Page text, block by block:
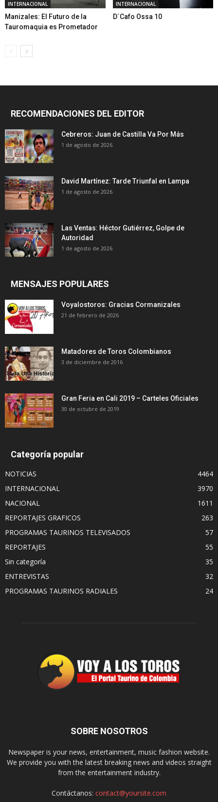
INTERNACIONAL
Manizales: El Futuro de la
Tauromaquia es Prometador
INTERNACIONAL
D´Cafo Ossa 10
RECOMENDACIONES DEL EDITOR
Cebreros: Juan de Castilla Va Por Más
1 de agosto de 2026
David Martínez: Tarde Triunfal en Lampa
1 de agosto de 2026
Las Ventas: Héctor Gutiérrez, Golpe de
Autoridad
1 de agosto de 2026
MENSAJES POPULARES
Voyalostoros: Gracias Cormanizales
21 de febrero de 2026
Matadores de Toros Colombianos
3 de diciembre de 2016
Gran Feria en Cali 2019 – Carteles Oficiales
30 de octubre de 2019
Categoría popular
NOTICIAS
4464
INTERNACIONAL
3970
NACIONAL
1611
REPORTAJES GRAFICOS
263
PROGRAMAS TAURINOS TELEVISADOS
57
REPORTAJES
55
Sin categoría
35
ENTREVISTAS
32
PROGRAMAS TAURINOS RADIALES
24
SOBRE NOSOTROS
Newspaper is your news, entertainment, music fashion website.
We provide you with the latest breaking news and videos straight
from the entertainment industry.
Contáctanos: contact@yoursite.com